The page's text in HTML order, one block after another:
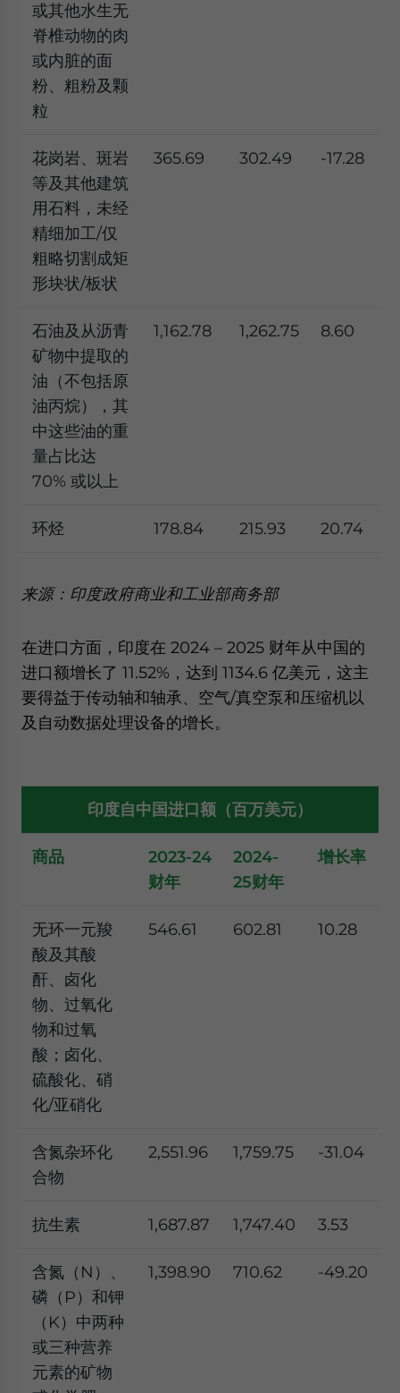
或其他水生无
脊椎动物的肉
或内脏的面
粉、粗粉及颗
粒
花岗岩、斑岩
等及其他建筑
用石料，未经
精细加工/仅
粗略切割成矩
形块状/板状
365.69 302.49 -17.28
石油及从沥青
矿物中提取的
油（不包括原
油丙烷），其
中这些油的重
量占比达
70% 或以上
1,162.78 1,262.75 8.60
环烃 178.84 215.93 20.74
来源：印度政府商业和工业部商务部
在进口方面，印度在 2024 – 2025 财年从中国的
进口额增长了 11.52%，达到 1134.6 亿美元，这主
要得益于传动轴和轴承、空气/真空泵和压缩机以
及自动数据处理设备的增长。
印度自中国进口额（百万美元）
商品
2023-24
财年
2024-
25财年
增长率
无环一元羧
酸及其酸
酐、卤化
物、过氧化
物和过氧
酸；卤化、
硫酸化、硝
化/亚硝化
546.61 602.81 10.28
含氮杂环化
合物
2,551.96 1,759.75 -31.04
抗生素 1,687.87 1,747.40 3.53
含氮（N）、
磷（P）和钾
（K）中两种
或三种营养
元素的矿物
1,398.90 710.62 -49.20